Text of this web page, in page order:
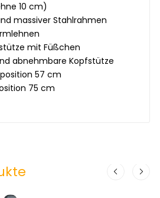
10 cm)
massiver Stahlrahmen
mit Füßchen
abnehmbare Kopfstütze
57 cm
75 cm